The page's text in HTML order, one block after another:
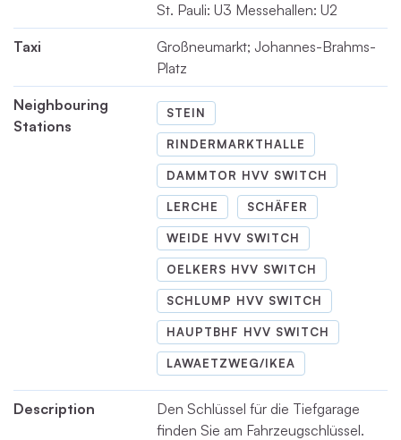
St. Pauli: U3 Messehallen: U2
Taxi
Großneumarkt; Johannes-Brahms-
Platz
Neighbouring
Stations
STEIN
RINDERMARKTHALLE
DAMMTOR HVV SWITCH
LERCHE SCHÄFER
WEIDE HVV SWITCH
OELKERS HVV SWITCH
SCHLUMP HVV SWITCH
HAUPTBHF HVV SWITCH
LAWAETZWEG/IKEA
Description
Den Schlüssel für die Tiefgarage
finden Sie am Fahrzeugschlüssel.